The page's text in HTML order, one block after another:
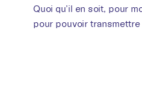
Quoi qu’il en soit, pour
pour pouvoir